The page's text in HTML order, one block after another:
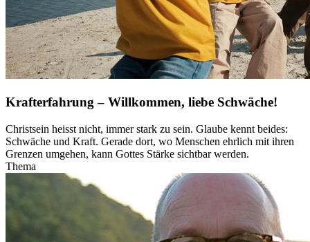
Krafterfahrung – Willkommen, liebe Schwäche!
Christsein heisst nicht, immer stark zu sein. Glaube kennt beides:
Schwäche und Kraft. Gerade dort, wo Menschen ehrlich mit ihren
Grenzen umgehen, kann Gottes Stärke sichtbar werden.
Thema